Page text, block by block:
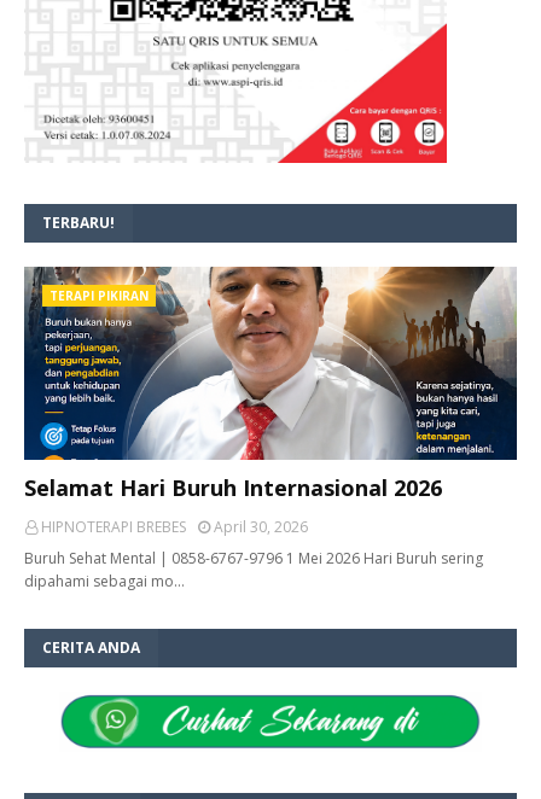
TERBARU!
TERAPI PIKIRAN
Selamat Hari Buruh Internasional 2026
HIPNOTERAPI BREBES
April 30, 2026
Buruh Sehat Mental | 0858-6767-9796 1 Mei 2026 Hari Buruh sering
dipahami sebagai mo…
CERITA ANDA